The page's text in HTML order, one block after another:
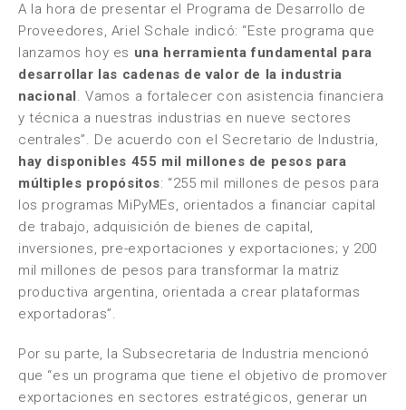
A la hora de presentar el Programa de Desarrollo de
Proveedores, Ariel Schale indicó: “Este programa que
lanzamos hoy es una herramienta fundamental para
desarrollar las cadenas de valor de la industria
nacional. Vamos a fortalecer con asistencia financiera
y técnica a nuestras industrias en nueve sectores
centrales”. De acuerdo con el Secretario de Industria,
hay disponibles 455 mil millones de pesos para
múltiples propósitos: “255 mil millones de pesos para
los programas MiPyMEs, orientados a financiar capital
de trabajo, adquisición de bienes de capital,
inversiones, pre-exportaciones y exportaciones; y 200
mil millones de pesos para transformar la matriz
productiva argentina, orientada a crear plataformas
exportadoras”.
Por su parte, la Subsecretaria de Industria mencionó
que “es un programa que tiene el objetivo de promover
exportaciones en sectores estratégicos, generar un